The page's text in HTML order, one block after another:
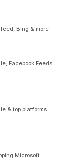
Bing & more
Facebook Feeds
& top platforms
Microsoft